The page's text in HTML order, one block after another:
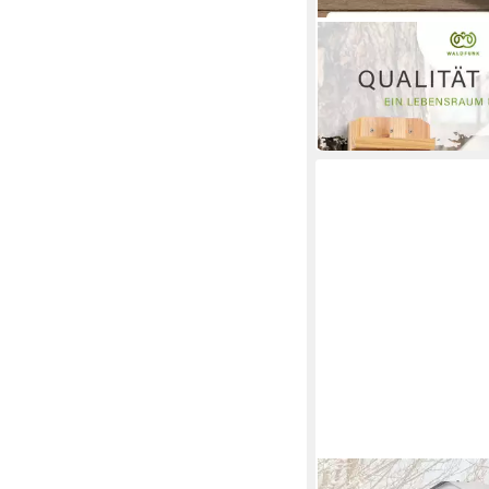
WALDFUNK
Futterstation
Wetterfestes
19,99 €
in 4-5 Werktagen bei dir